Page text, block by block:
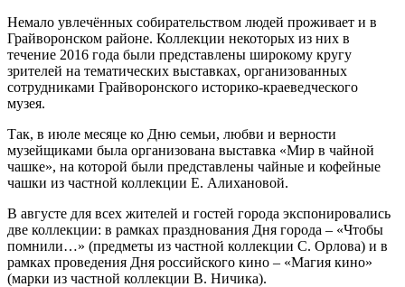
Немало увлечённых собирательством людей проживает и в
Грайворонском районе. Коллекции некоторых из них в
течение 2016 года были представлены широкому кругу
зрителей на тематических выставках, организованных
сотрудниками Грайворонского историко-краеведческого
музея.
Так, в июле месяце ко Дню семьи, любви и верности
музейщиками была организована выставка «Мир в чайной
чашке», на которой были представлены чайные и кофейные
чашки из частной коллекции Е. Алихановой.
В августе для всех жителей и гостей города экспонировались
две коллекции: в рамках празднования Дня города – «Чтобы
помнили…» (предметы из частной коллекции С. Орлова) и в
рамках проведения Дня российского кино – «Магия кино»
(марки из частной коллекции В. Ничика).